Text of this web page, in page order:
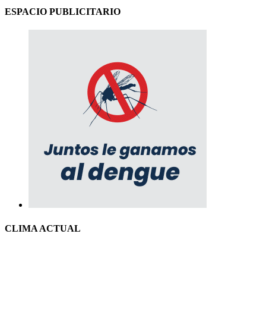
ESPACIO PUBLICITARIO
CLIMA ACTUAL